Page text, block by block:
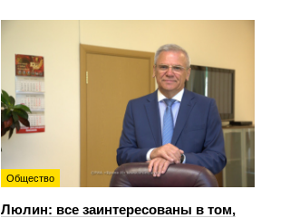
Общество
Люлин: все заинтересованы в том,